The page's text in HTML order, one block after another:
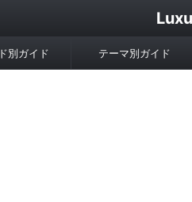
別ガイド テーマ別ガイド